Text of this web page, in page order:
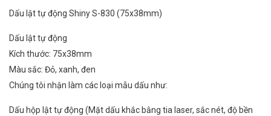
Dấu lật tự động Shiny S-830 (75x38mm)
Dấu lật tự động
Kích thước: 75x38mm
Màu sắc: Đỏ, xanh, đen
Chúng tôi nhận làm các loại mẫu dấu như:
Dấu hộp lật tự động (Mặt dấu khắc bằng tia laser, sắc nét, độ bền